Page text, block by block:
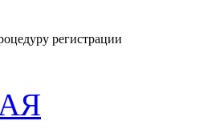
регистрации